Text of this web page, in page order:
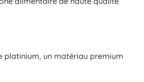
platinium, un matériau premium